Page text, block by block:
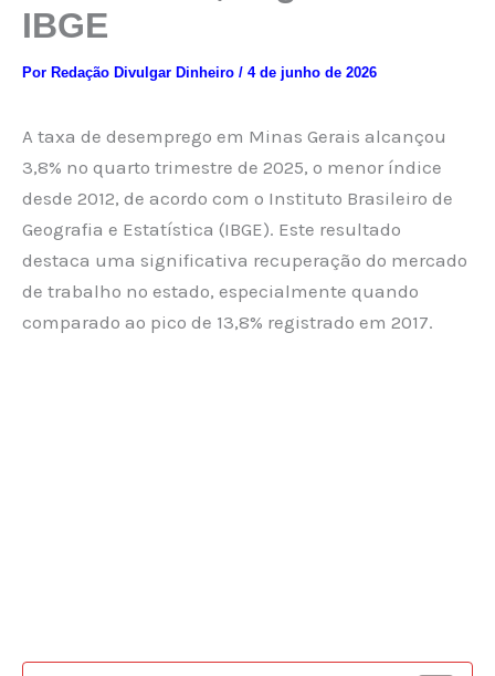
IBGE
Por Redação Divulgar Dinheiro / 4 de junho de 2026
A taxa de desemprego em Minas Gerais alcançou
3,8% no quarto trimestre de 2025, o menor índice
desde 2012, de acordo com o Instituto Brasileiro de
Geografia e Estatística (IBGE). Este resultado
destaca uma significativa recuperação do mercado
de trabalho no estado, especialmente quando
comparado ao pico de 13,8% registrado em 2017.